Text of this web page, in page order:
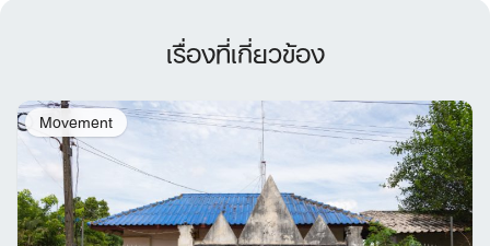
เรื่องที่เกี่ยวข้อง
Movement